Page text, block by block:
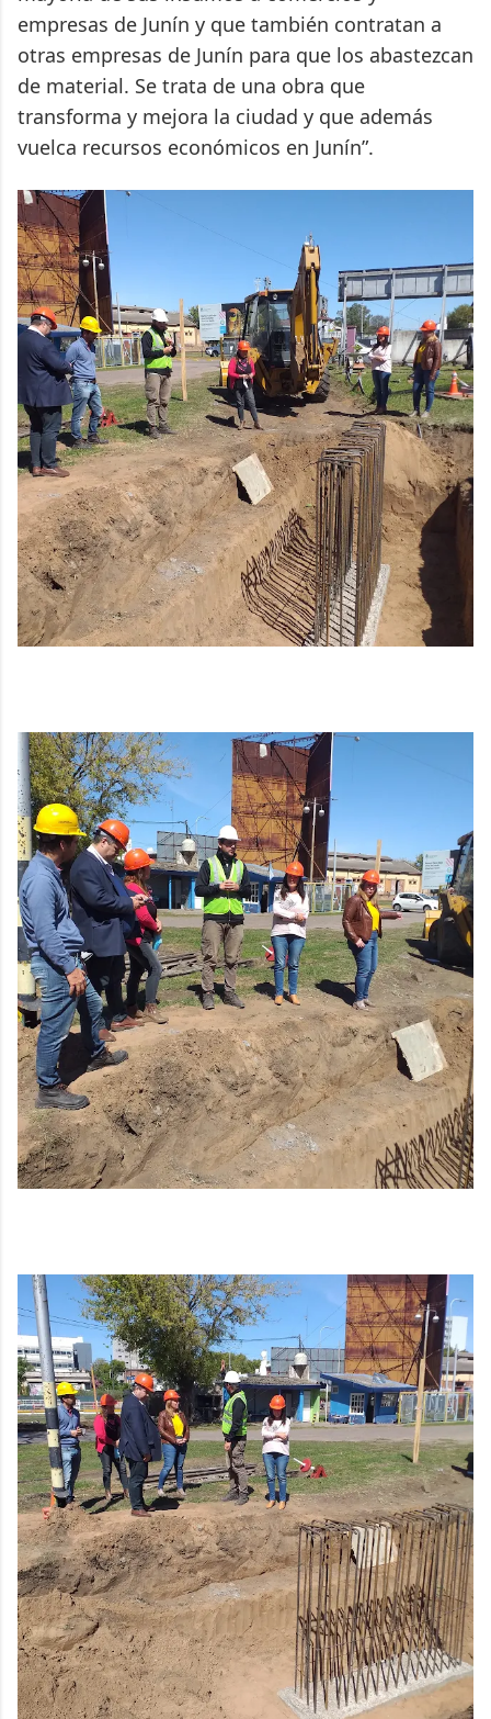
empresas de Junín y que también contratan a
otras empresas de Junín para que los abastezcan
de material. Se trata de una obra que
transforma y mejora la ciudad y que además
vuelca recursos económicos en Junín”.